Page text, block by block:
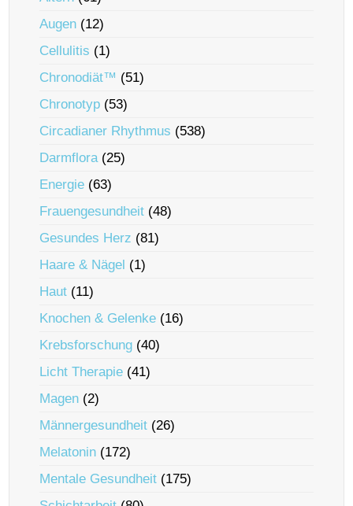
Augen (12)
Cellulitis (1)
Chronodiät™ (51)
Chronotyp (53)
Circadianer Rhythmus (538)
Darmflora(25)
Energie (63)
Frauengesundheit (48)
Gesundes Herz (81)
Haare & Nägel (1)
Haut (11)
Knochen & Gelenke (16)
Krebsforschung (40)
Licht Therapie (41)
Magen (2)
Männergesundheit (26)
Melatonin (172)
Mentale Gesundheit (175)